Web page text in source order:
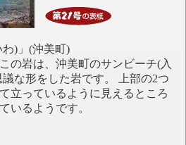
わ)」(沖美町)
の岩は、沖美町のサンビーチ(入
な形をした岩です。 上部の2つ
立っているように見えるところ
いるようです。